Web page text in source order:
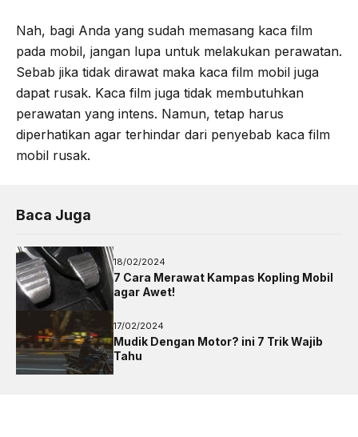
Nah, bagi Anda yang sudah memasang kaca film
pada mobil, jangan lupa untuk melakukan perawatan.
Sebab jika tidak dirawat maka kaca film mobil juga
dapat rusak. Kaca film juga tidak membutuhkan
perawatan yang intens. Namun, tetap harus
diperhatikan agar terhindar dari penyebab kaca film
mobil rusak.
Baca Juga
18/02/2024
7 Cara Merawat Kampas Kopling Mobil
agar Awet!
17/02/2024
Mudik Dengan Motor? ini 7 Trik Wajib
Tahu